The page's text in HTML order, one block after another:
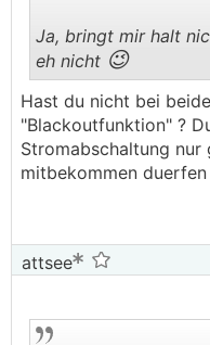
Ja, bringt mir halt
eh nicht 😉
Wenn ich jetzt die
müsste ich vom
Hast du nicht bei
"Blackoutfunktion" ?
Stromabschaltung nur
mitbekommen duerfen
attsee